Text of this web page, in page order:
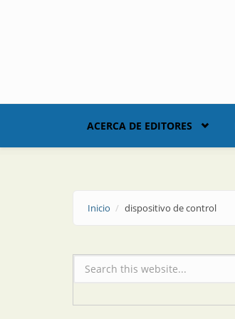
ACERCA DE EDITORES
Inicio dispositivo de control
Formulario de búsqueda